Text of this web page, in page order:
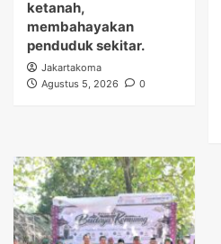
ketanah,
membahayakan
penduduk sekitar.
Jakartakoma
Agustus 5, 2026
0